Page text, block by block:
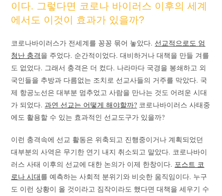
이다. 그렇다면 코로나 바이러스 이후의 세계
에서도 이것이 효과가 있을까?
코로나바이러스가 전세계를 꽁꽁 묶어 놓았다. 선교적으로도 엄
청난 충격을 주었다. 순간적이었다. 대비하거나 대책을 만들 겨를
도 없었다. 그래서 충격은 더 컸다. 나라마다 국경을 봉쇄하고 외
국인들을 추방과 다름없는 조치로 선교사들의 거주를 막았다. 국
제 항공노선은 대부분 멈추었고 사람을 만나는 것도 어려운 시대
가 되었다.과연 선교는 어떻게 해야할까? 코로나바이러스 사태중
에도 활용할 수 있는 효과적인 선교도구가 있을까?
이런 충격속에 선교 활동은 위축되고 진행중이거나 계획되었던
대부분의 사역은 무기한 연기 내지 취소되고 말았다. 코로나바이
러스 사태 이후의 선교에 대한 논의가 이제 한창이다. 포스트 코
로나 시대를 예측하는 사회적 분위기와 비슷한 움직임이다. 누구
도 이런 상황이 올 것이라고 짐작이라도 했다면 대책을 세우기 수